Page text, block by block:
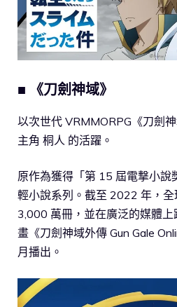
■ 《刀劍神域》
以次世代 VRMMORPG《刀劍
主角 桐人 的活躍。
原作為獲得「第 15 屆電撃小說
輕小說系列。截至 2022 年，
3,000 萬冊，並在廣泛的媒體
畫《刀劍神域外傳 Gun Gale
月播出。